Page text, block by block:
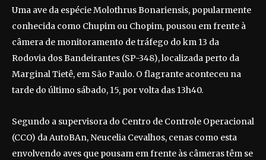
Uma ave da espécie Molothrus Bonariensis, popularmente
conhecida como Chupim ou Chopim, pousou em frente à
câmera de monitoramento de tráfego do km 13 da
Rodovia dos Bandeirantes (SP-348), localizada perto da
Marginal Tietê, em São Paulo. O flagrante aconteceu na
tarde do último sábado, 15, por volta das 13h40.
Segundo a supervisora do Centro de Controle Operacional
(CCO) da AutoBAn, Neucelia Cevalhos, cenas como esta
envolvendo aves que pousam em frente às câmeras têm se